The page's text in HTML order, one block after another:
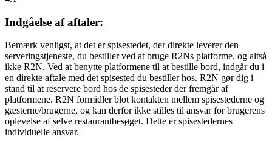
Indgåelse af aftaler:
Bemærk venligst, at det er spisestedet, der direkte leverer den
serveringstjeneste, du bestiller ved at bruge R2Ns platforme, og altså
ikke R2N. Ved at benytte platformene til at bestille bord, indgår du i
en direkte aftale med det spisested du bestiller hos. R2N gør dig i
stand til at reservere bord hos de spisesteder der fremgår af
platformene. R2N formidler blot kontakten mellem spisestederne og
gæsterne/brugerne, og kan derfor ikke stilles til ansvar for brugerens
oplevelse af selve restaurantbesøget. Dette er spisestedernes
individuelle ansvar.